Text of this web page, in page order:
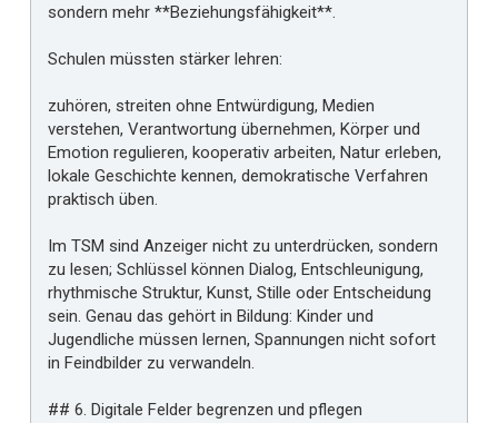
sondern mehr **Beziehungsfähigkeit**.
Schulen müssten stärker lehren:
zuhören, streiten ohne Entwürdigung, Medien
verstehen, Verantwortung übernehmen, Körper und
Emotion regulieren, kooperativ arbeiten, Natur erleben,
lokale Geschichte kennen, demokratische Verfahren
praktisch üben.
Im TSM sind Anzeiger nicht zu unterdrücken, sondern
zu lesen; Schlüssel können Dialog, Entschleunigung,
rhythmische Struktur, Kunst, Stille oder Entscheidung
sein. Genau das gehört in Bildung: Kinder und
Jugendliche müssen lernen, Spannungen nicht sofort
in Feindbilder zu verwandeln.
## 6. Digitale Felder begrenzen und pflegen